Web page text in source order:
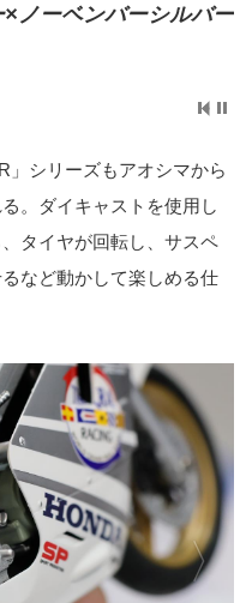
ノーベンバーシルバー
」シリーズもアオシマから
。ダイキャストを使用し
タイヤが回転し、サスペ
など動かして楽しめる仕